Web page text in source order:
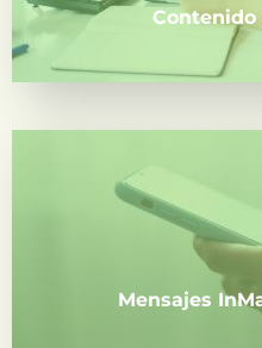
Llega directamente a
audiencia con
Mensajes